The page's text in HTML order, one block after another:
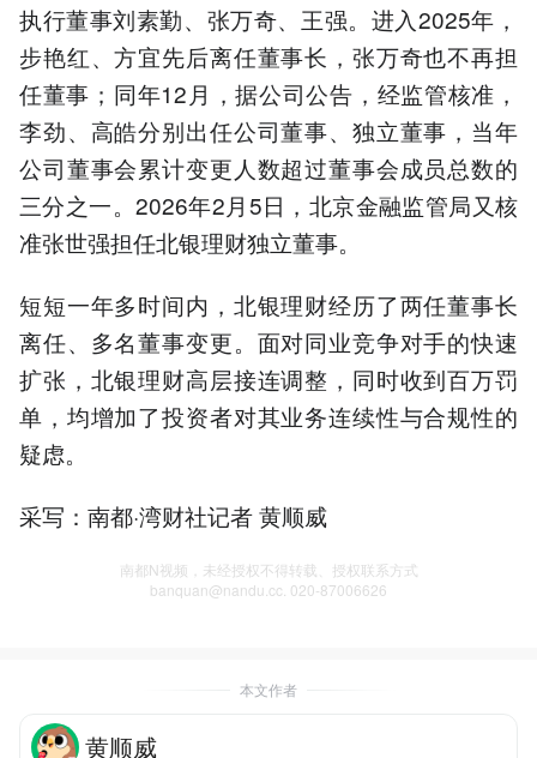
执行董事刘素勤、张万奇、王强。进入2025年，
步艳红、方宜先后离任董事长，张万奇也不再担
任董事；同年12月，据公司公告，经监管核准，
李劲、高皓分别出任公司董事、独立董事，当年
公司董事会累计变更人数超过董事会成员总数的
三分之一。2026年2月5日，北京金融监管局又核
准张世强担任北银理财独立董事。
短短一年多时间内，北银理财经历了两任董事长
离任、多名董事变更。面对同业竞争对手的快速
扩张，北银理财高层接连调整，同时收到百万罚
单，均增加了投资者对其业务连续性与合规性的
疑虑。
采写：南都·湾财社记者 黄顺威
南都N视频，未经授权不得转载、授权联系方式
banquan@nandu.cc. 020-87006626
本文作者
黄顺威